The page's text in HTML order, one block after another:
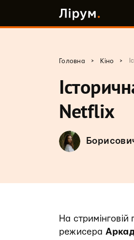
Головна > Кіно >
Netflix
На стримінговій
режисера